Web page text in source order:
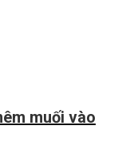
muối vào